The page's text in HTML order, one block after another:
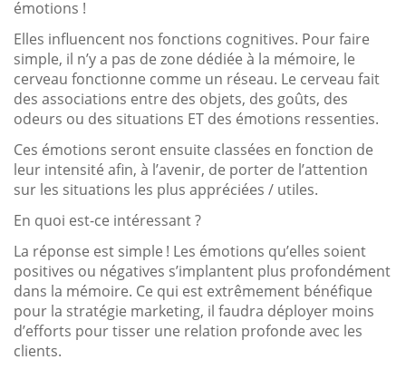
émotions !
Elles influencent nos fonctions cognitives. Pour faire
simple, il n’y a pas de zone dédiée à la mémoire, le
cerveau fonctionne comme un réseau. Le cerveau fait
des associations entre des objets, des goûts, des
odeurs ou des situations ET des émotions ressenties.
Ces émotions seront ensuite classées en fonction de
leur intensité afin, à l’avenir, de porter de l’attention
sur les situations les plus appréciées / utiles.
En quoi est-ce intéressant ?
La réponse est simple ! Les émotions qu’elles soient
positives ou négatives s’implantent plus profondément
dans la mémoire. Ce qui est extrêmement bénéfique
pour la stratégie marketing, il faudra déployer moins
d’efforts pour tisser une relation profonde avec les
clients.